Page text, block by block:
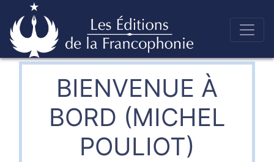
Skip
to Éditions de la francophonie
BIENVENUE À
BORD (MICHEL
POULIOT)